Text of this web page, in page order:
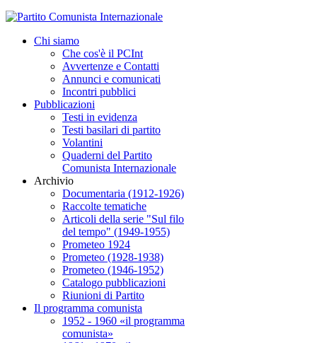
Chi siamo
Che cos'è il PCInt
Avvertenze e Contatti
Annunci e comunicati
Incontri pubblici
Pubblicazioni
Testi in evidenza
Testi basilari di partito
Volantini
Quaderni del Partito
Comunista Internazionale
Archivio
Documentaria (1912-1926)
Raccolte tematiche
Articoli della serie "Sul filo
del tempo" (1949-1955)
Prometeo 1924
Prometeo (1928-1938)
Prometeo (1946-1952)
Catalogo pubblicazioni
Riunioni di Partito
Il programma comunista
1952 - 1960 «il programma
comunista»